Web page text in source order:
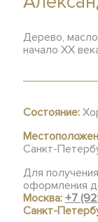
Дерево,
начало XX
Состояние:
Санкт-
Для
оформления
Москва:+7
Санкт-